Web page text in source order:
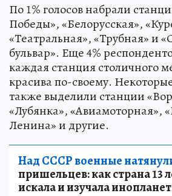
По 1% голосов набрали
Победы», «Белорусская»,
«Театральная», «Трубная» и
бульвар». Еще 4%
каждая станция столичного
красива по-своему.
также выделили станции
«Лубянка», «Авиамоторная»,
Ленина» и другие.
Над СССР военные
пришельцев: как страна 13
искала и изучала